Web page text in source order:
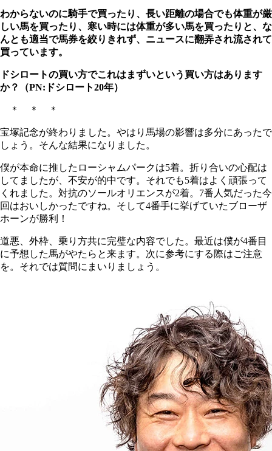
わからないのに騎手で買ったり、長い距離の場合でも体重が厳
しい馬を買ったり、寒い時には体重が多い馬を買ったりと、な
んとも適当で馬券を絞りきれず、ニュースに翻弄され流されて
買っています。
ドシロートの買い方でこれはまずいという買い方はあります
か？（PN:ドシロート20年）
＊ ＊ ＊
宝塚記念が終わりました。やはり馬場の影響は多分にあったで
しょう。そんな結果になりました。
僕が本命に推したローシャムパークは5着。折り合いの心配は
してましたが、不安が的中です。それでも5着はよく頑張って
くれました。対抗のソールオリエンスが2着。7番人気だった今
回はおいしかったですね。そして4番手に挙げていたブローザ
ホーンが勝利！
道悪、外枠、乗り方共に完璧な内容でした。最近は僕が4番目
に予想した馬がやたらと来ます。次に参考にする際はご注意
を。それでは質問にまいりましょう。